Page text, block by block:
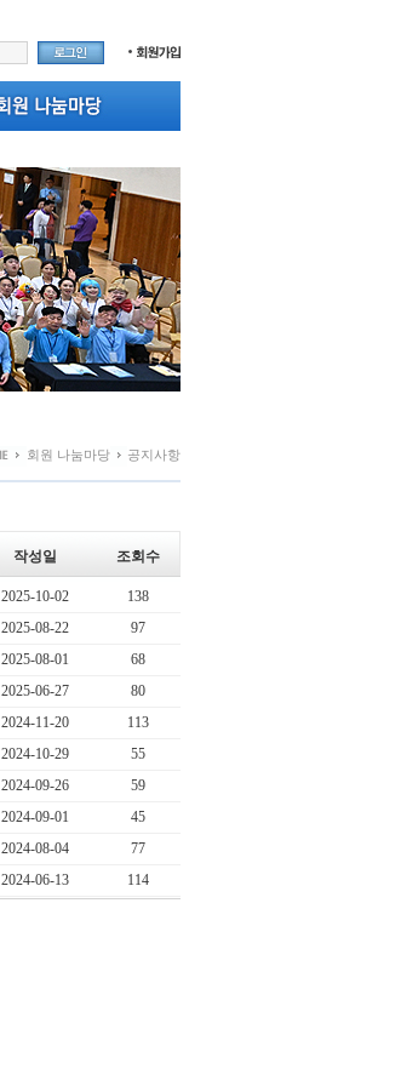
회원 나눔마당 공지사항
작성일 조회수
2025-10-02
138
2025-08-22
97
2025-08-01
68
2025-06-27
80
2024-11-20
113
2024-10-29
55
2024-09-26
59
2024-09-01
45
2024-08-04
77
2024-06-13 114